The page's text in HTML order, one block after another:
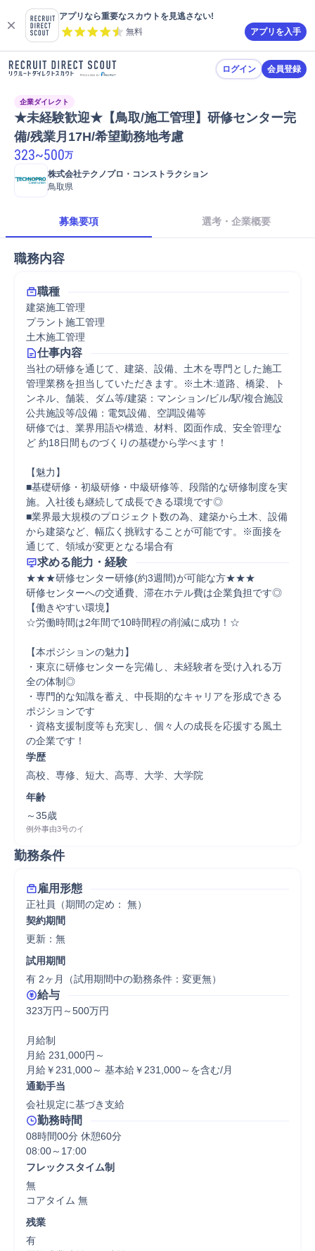
アプリなら重要なスカウトを見逃さない!
無料
アプリを入手
ログイン 会員登録
企業ダイレクト
★未経験歓迎★【鳥取/施工管理】研修センター完
備/残業月17H/希望勤務地考慮
323~500万
株式会社テクノプロ・コンストラクション
鳥取県
募集要項 選考・企業概要
職務内容
職種
建築施工管理
プラント施工管理
土木施工管理
仕事内容
当社の研修を通じて、建築、設備、土木を専門とした施工
管理業務を担当していただきます。※土木:道路、橋梁、ト
ンネル、舗装、ダム等/建築：マンション/ビル/駅/複合施設
公共施設等/設備：電気設備、空調設備等
研修では、業界用語や構造、材料、図面作成、安全管理な
ど 約18日間ものづくりの基礎から学べます！
【魅力】
■基礎研修・初級研修・中級研修等、段階的な研修制度を実
施。入社後も継続して成長できる環境です◎
■業界最大規模のプロジェクト数の為、建築から土木、設備
から建築など、幅広く挑戦することが可能です。※面接を
通じて、領域が変更となる場合有
求める能力・経験
★★★研修センター研修(約3週間)が可能な方★★★
研修センターへの交通費、滞在ホテル費は企業負担です◎
【働きやすい環境】
☆労働時間は2年間で10時間程の削減に成功！☆
【本ポジションの魅力】
・東京に研修センターを完備し、未経験者を受け入れる万
全の体制◎
・専門的な知識を蓄え、中長期的なキャリアを形成できる
ポジションです
・資格支援制度等も充実し、個々人の成長を応援する風土
の企業です！
学歴
高校、専修、短大、高専、大学、大学院
年齢
～35歳
例外事由3号のイ
勤務条件
雇用形態
正社員（期間の定め： 無）
契約期間
更新：無
試用期間
有 2ヶ月（試用期間中の勤務条件：変更無）
給与
323万円～500万円
月給制
月給 231,000円～
月給￥231,000～ 基本給￥231,000～を含む/月
通勤手当
会社規定に基づき支給
勤務時間
08時間00分 休憩60分
フレックスタイム制
無
コアタイム 無
残業
有